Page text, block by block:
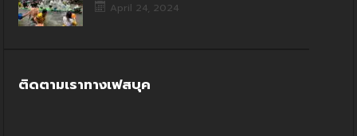
April 24, 2024
ติดตามเราทางเฟสบุค